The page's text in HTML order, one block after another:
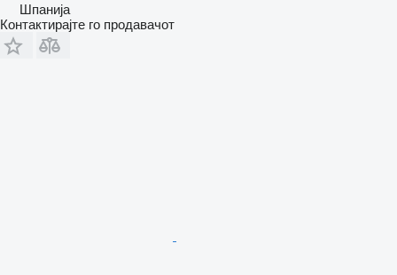
Шпанија
Контактирајте го продавачот